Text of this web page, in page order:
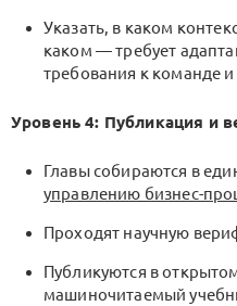
Указать, в каком
каком — требует
требования к команде и
Уровень 4: Публикация и
Главы собираются в
управлению бизнес-
Проходят научную
Публикуются в
машиночитаемый